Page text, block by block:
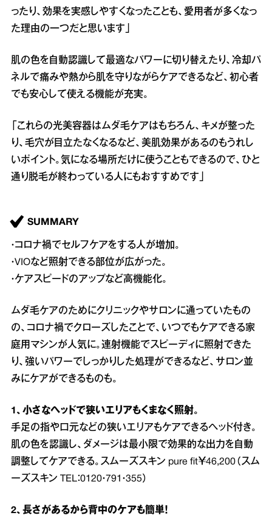
ったり、効果を実感しやすくなったことも、愛用者が多くなっ
た理由の一つだと思います」
肌の色を自動認識して最適なパワーに切り替えたり、冷却パ
ネルで痛みや熱から肌を守りながらケアできるなど、初心者
でも安心して使える機能が充実。
「これらの光美容器はムダ毛ケアはもちろん、キメが整った
り、毛穴が目立たなくなるなど、美肌効果があるのもうれし
いポイント。気になる場所だけに使うこともできるので、ひと
通り脱毛が終わっている人にもおすすめです」
SUMMARY
・コロナ禍でセルフケアをする人が増加。
・VIOなど照射できる部位が広がった。
・ケアスピードのアップなど高機能化。
ムダ毛ケアのためにクリニックやサロンに通っていたもの
の、コロナ禍でクローズしたことで、いつでもケアできる家
庭用マシンが人気に。連射機能でスピーディに照射できた
り、強いパワーでしっかりした処理ができるなど、サロン並
みにケアができるものも。
1、小さなヘッドで狭いエリアもくまなく照射。
手足の指や口元などの狭いエリアもケアできるヘッド付き。
肌の色を認識し、ダメージは最小限で効果的な出力を自動
調整してケアできる。スムーズスキン pure fit￥46,200（スム
ーズスキン TEL：0120・791・355）
2、長さがあるから背中のケアも簡単！